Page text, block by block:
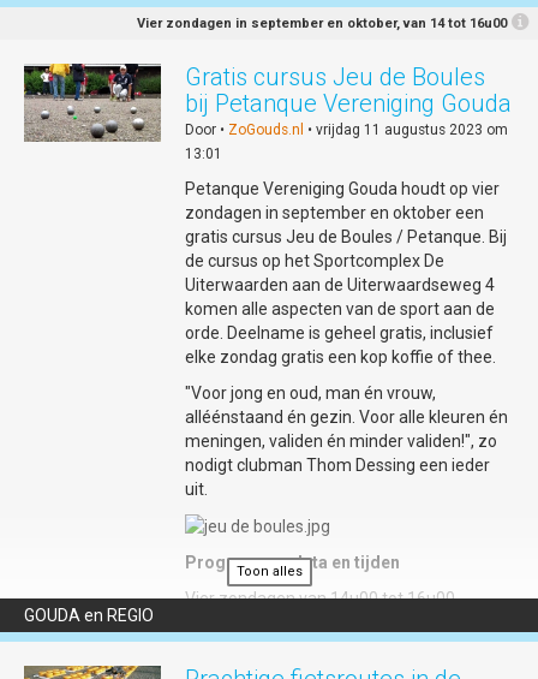
Kom onder begeleiding van ervaren en enthousiaste clubleden
kennis maken met de Reeuwijkse plassen en de kanosport. In de
maanden juni, juli en augustus bent u vanaf 18.30 uur van harte
welkom voor een gratis inloopavond op de eerste dinsdag en
derde donderdag van de maand.
Na het zoeken van een complete uitrusting en een korte
instructie op de wal wordt er ongeveer 1,5 uur gevaren. Na afloop
staan er koffie, thee en stroopwafels klaar en kunt u vrijblijvend
kennismaken met de club en alle kano-activiteiten.
Enthousiast geworden? Meld je nu aan
info@degoudsepeddel.nl. Wees er op tijd bij, in verband met
de veiligheid zijn er een beperkt aantal plekken beschikbaar. En
houdt rekening met de hitte.
Meer info over de vereniging? Kijk dan
www.degoudsepeddel.nl.
Locatie
Kanovereniging de Goudse Peddel
Adres: Burgvlietkade 103, 2805 JD Gouda
Vier zondagen in september en oktober, van 14 tot 16u00
Gratis cursus Jeu de Boules
bij Petanque Vereniging Gouda
Door • ZoGouds.nl • vrijdag 11 augustus 2023 om
13:01
Petanque Vereniging Gouda houdt op vier
zondagen in september en oktober een
gratis cursus Jeu de Boules / Petanque. Bij
de cursus op het Sportcomplex De
Uiterwaarden aan de Uiterwaardseweg 4
komen alle aspecten van de sport aan de
orde. Deelname is geheel gratis, inclusief
elke zondag gratis een kop koffie of thee.
"Voor jong en oud, man én vrouw,
alléénstaand én gezin. Voor alle kleuren én
meningen, validen én minder validen!", zo
nodigt clubman Thom Dessing een ieder
uit.
Programma, data en tijden
Vier zondagen van 14u00 tot 16u00
Zondag 10 september - Spel uitleg en
Toon alles
Toon alles
GOUDA en REGIO